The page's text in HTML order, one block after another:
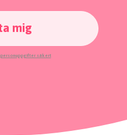
mig
säkert